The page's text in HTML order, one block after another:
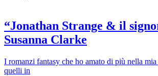
“Jonathan Strange & il
Susanna Clarke
I romanzi fantasy che ho amato di più nella
quelli in